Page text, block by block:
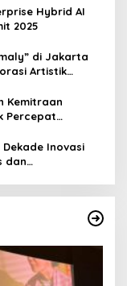
Hybrid AI
2025
di Jakarta
Artistik
Kemitraan
Percepat
Inovasi
dan